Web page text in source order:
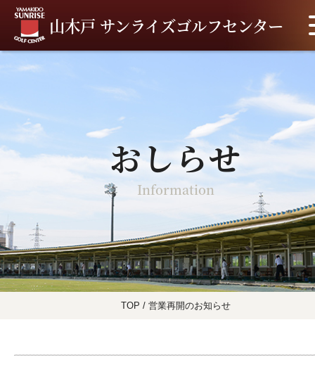
山木戸 サンライズゴルフセンター
おしらせ
Information
TOP / 営業再開のお知らせ